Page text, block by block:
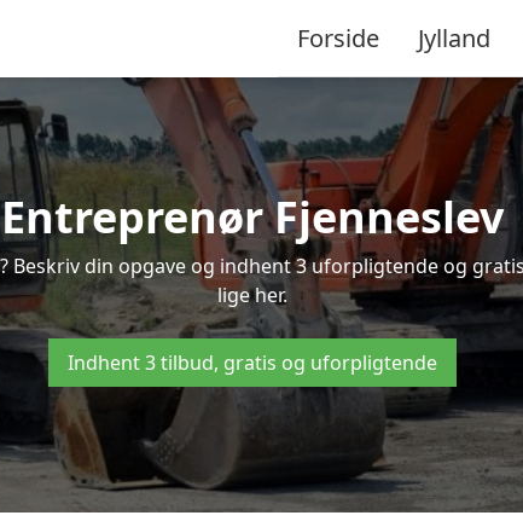
Forside Jylland
Entreprenør Fjenneslev
Beskriv din opgave og indhent 3 uforpligtende og
lige her.
Indhent 3 tilbud, gratis og uforpligtende